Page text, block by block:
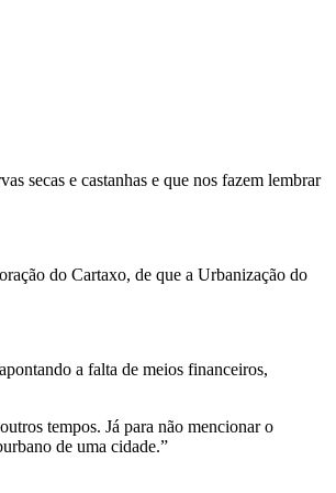
secas e castanhas e que nos fazem lembrar
do Cartaxo, de que a Urbanização do
a falta de meios financeiros,
tempos. Já para não mencionar o
de uma cidade.”